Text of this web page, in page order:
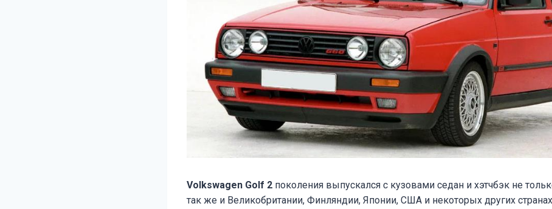
Volkswagen Golf 2 поколения выпускался с кузовами седан и хэтчбэк не
так же и Великобритании, Финляндии, Японии, США и некоторых других